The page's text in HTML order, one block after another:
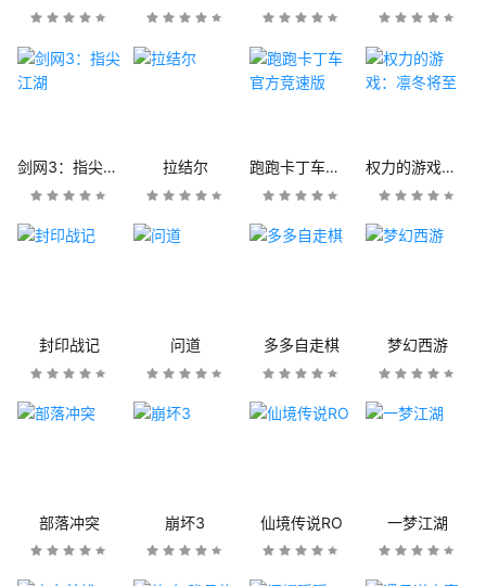
剑网3：指尖江湖 拉结尔 跑跑卡丁车官方竞速版 权力的游戏：凛冬将至
封印战记 问道 多多自走棋 梦幻西游
部落冲突 崩坏3 仙境传说RO 一梦江湖